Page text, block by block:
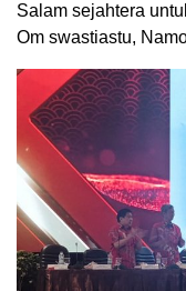
Salam sejahtera
Om swastiastu,